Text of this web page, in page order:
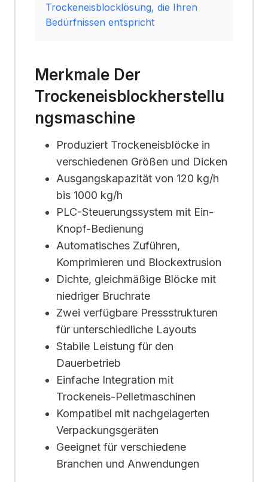
Trockeneisblocklösung, die Ihren
Bedürfnissen entspricht
Merkmale Der
Trockeneisblockherstellu
Ngsmaschine
Produziert Trockeneisblöcke in
verschiedenen Größen und Dicken
Ausgangskapazität von 120 kg/h
bis 1000 kg/h
PLC-Steuerungssystem mit Ein-
Knopf-Bedienung
Automatisches Zuführen,
Komprimieren und Blockextrusion
Dichte, gleichmäßige Blöcke mit
niedriger Bruchrate
Zwei verfügbare Pressstrukturen
für unterschiedliche Layouts
Stabile Leistung für den
Dauerbetrieb
Einfache Integration mit
Trockeneis-Pelletmaschinen
Kompatibel mit nachgelagerten
Verpackungsgeräten
Geeignet für verschiedene
Branchen und Anwendungen